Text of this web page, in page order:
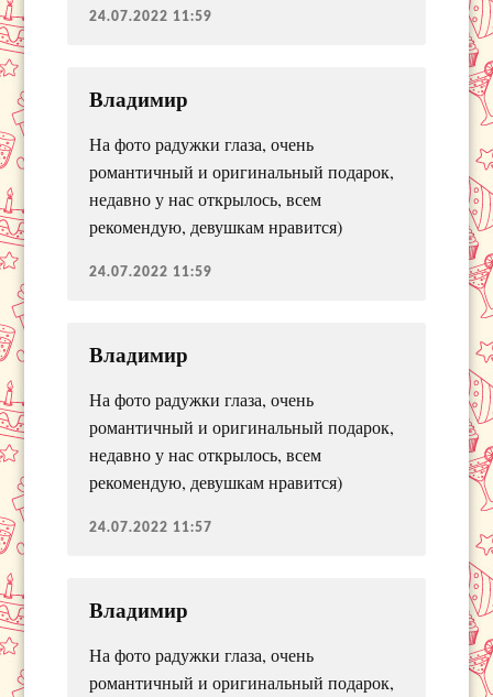
24.07.2022 11:59
Владимир
На фото радужки глаза, очень
романтичный и оригинальный подарок,
недавно у нас открылось, всем
рекомендую, девушкам нравится)
24.07.2022 11:59
Владимир
На фото радужки глаза, очень
романтичный и оригинальный подарок,
недавно у нас открылось, всем
рекомендую, девушкам нравится)
24.07.2022 11:57
Владимир
На фото радужки глаза, очень
романтичный и оригинальный подарок,